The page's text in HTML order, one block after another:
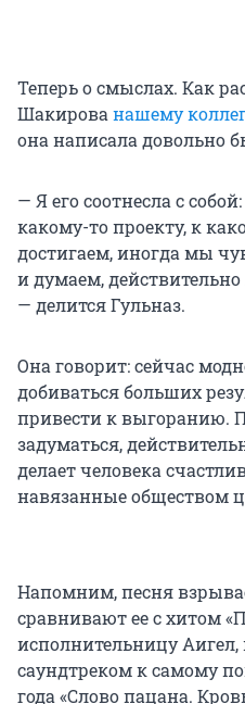
Теперь о смыслах. Как
Шакированашему
она написала довольно
— Я его соотнесла с
какому-то проекту, к
достигаем, иногда мы
и думаем,
— делится Гульназ.
Она говорит: сейчас
добиваться больших
привести к выгоранию.
задуматься,
делает человека
навязанные обществом
Напомним, песня
сравнивают ее с хитом
исполнительницу
саундтреком к самому
года «Слово пацана.